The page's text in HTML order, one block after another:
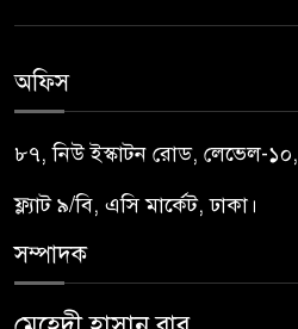
অফিস
৮৭, নিউ ইস্কাটন রোড, লেভেল-১০,
ফ্ল্যাট ৯/বি, এসি মার্কেট, ঢাকা।
সম্পাদক